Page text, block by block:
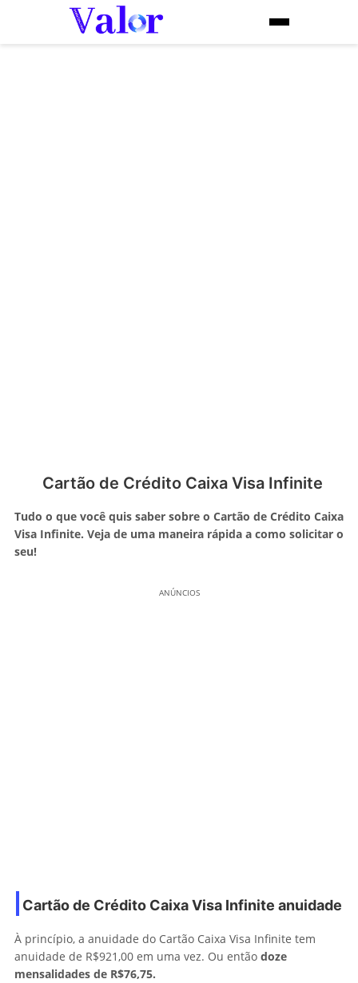
Cartão de Crédito Caixa Visa Infinite
Tudo o que você quis saber sobre o Cartão de Crédito Caixa
Visa Infinite. Veja de uma maneira rápida a como solicitar o
seu!
ANÚNCIOS
Cartão de Crédito Caixa Visa Infinite anuidade
À princípio, a anuidade do Cartão Caixa Visa Infinite tem
anuidade de R$921,00 em uma vez. Ou então doze
mensalidades de R$76,75.